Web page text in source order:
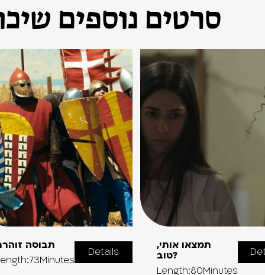
סרטים נוספים
תבוסה
Details
תמצאו אותי,
טוב?
Length:80Minutes